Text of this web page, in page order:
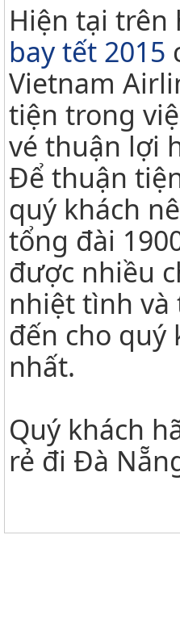
Hiện tại
bay tết 2015
Vietnam
tiện trong
vé thuận lợi
Để thuận
quý khách
tổng đài
được nhiều
nhiệt tình và
đến cho
nhất.
Quý khách
rẻ đi Đà